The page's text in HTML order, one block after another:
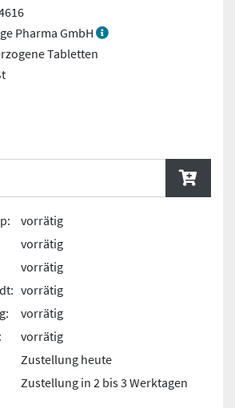
Pharma GmbH
Tabletten
vorrätig
vorrätig
vorrätig
vorrätig
vorrätig
vorrätig
Zustellung heute
Zustellung in 2 bis 3 Werktagen